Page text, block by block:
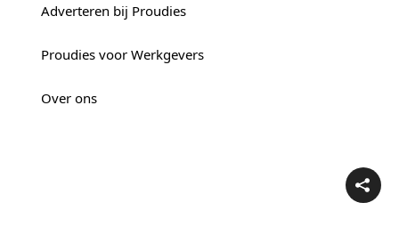
Adverteren bij Proudies
Proudies voor Werkgevers
Over ons